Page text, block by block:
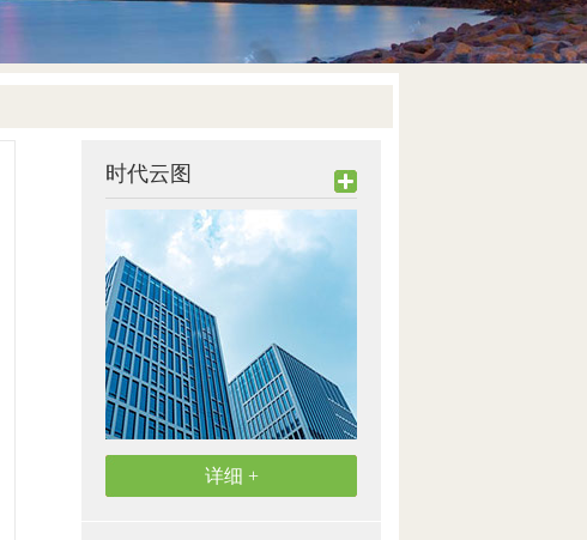
时代云图
详细 +